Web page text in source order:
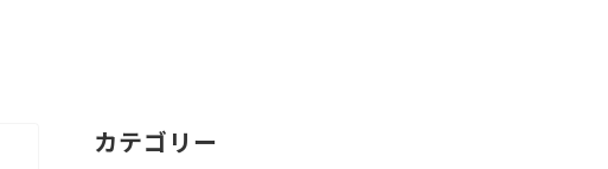
カテゴリー